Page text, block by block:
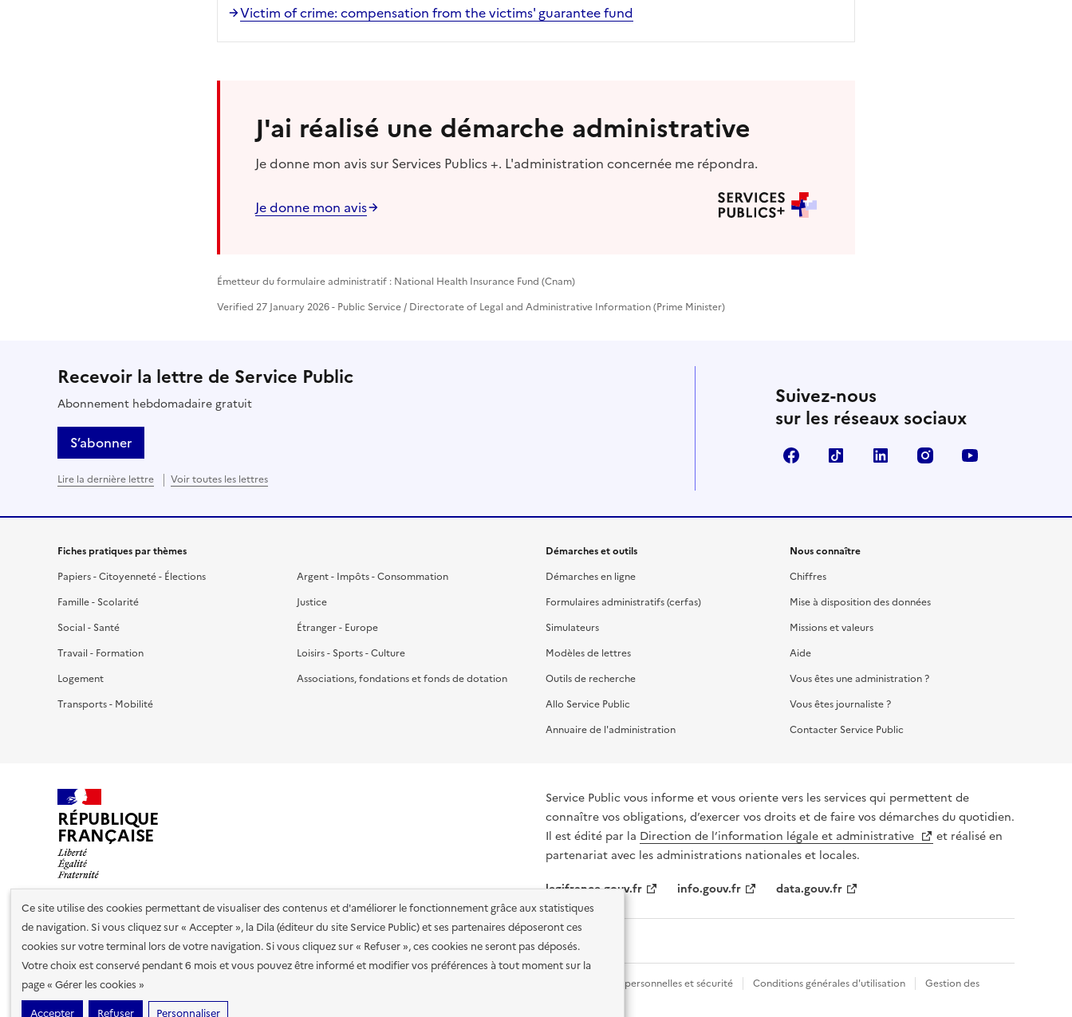
Ce site utilise des cookies permettant de visualiser des contenus et d'améliorer le fonctionnement grâce aux statistiques
de navigation. Si vous cliquez sur « Accepter », la Dila (éditeur du site Service Public) et ses partenaires déposeront ces
cookies sur votre terminal lors de votre navigation. Si vous cliquez sur « Refuser », ces cookies ne seront pas déposés.
Votre choix est conservé pendant 6 mois et vous pouvez être informé et modifier vos préférences à tout moment sur la
page « Gérer les cookies »
Accepter
Refuser Personnaliser
Victim of crime: compensation from the victims' guarantee fund
J'ai réalisé une démarche administrative
Je donne mon avis sur Services Publics +. L'administration concernée me répondra.
Je donne mon avis
Émetteur du formulaire administratif : National Health Insurance Fund (Cnam)
Verified 27 January 2026 - Public Service / Directorate of Legal and Administrative Information (Prime Minister)
Recevoir la lettre de Service Public
Abonnement hebdomadaire gratuit
S’abonner
Lire la dernière lettre Voir toutes les lettres
Suivez-nous
sur les réseaux sociaux
FacebookTikTok LinkedIn Instagram
Fiches pratiques par thèmes
Papiers - Citoyenneté - Élections
Famille - Scolarité
Social - Santé
Travail - Formation
Logement
Transports - Mobilité
Argent - Impôts - Consommation
Justice
Étranger - Europe
Loisirs - Sports - Culture
Associations, fondations et fonds de dotation
Démarches et outils
Démarches en ligne
Formulaires administratifs (cerfas)
Simulateurs
Modèles de lettres
Outils de recherche
Allo Service Public
Annuaire de l'administration
Nous connaître
Chiffres
Mise à disposition des données
Missions et valeurs
Aide
Vous êtes une administration ?
Vous êtes journaliste ?
Contacter Service Public
RÉPUBLIQUE
FRANÇAISE
Service Public vous informe et vous oriente vers les services qui permettent de
connaître vos obligations, d’exercer vos droits et de faire vos démarches du quotidien.
Il est édité par la Direction de l’information légale et administrative
et réalisé en
partenariat avec les administrations nationales et locales.
legifrance.gouv.fr
info.gouv.fr data.gouv.fr
Nos partenaires
Plan du site Accessibilité : totalement conforme Données personnelles et sécurité Conditions générales d'utilisation
Gestion des
cookies